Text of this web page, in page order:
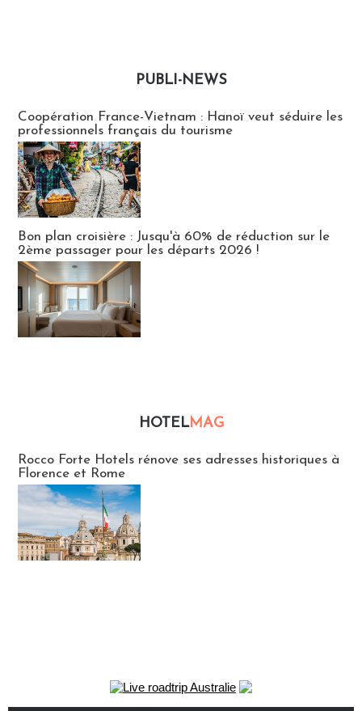
PUBLI-NEWS
Coopération France-Vietnam : Hanoï veut séduire les
professionnels français du tourisme
Bon plan croisière : Jusqu'à 60% de réduction sur le
2ème passager pour les départs 2026 !
HOTELMAG
Rocco Forte Hotels rénove ses adresses historiques à
Florence et Rome